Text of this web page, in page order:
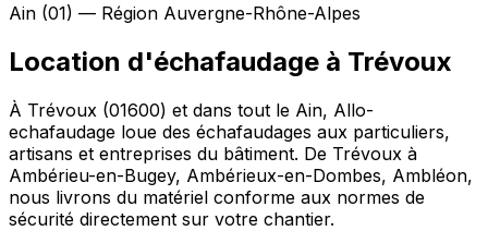
Ain (01) — Région Auvergne-Rhône-Alpes
Location d'échafaudage à Trévoux
À Trévoux (01600) et dans tout le Ain, Allo-
echafaudage loue des échafaudages aux particuliers,
artisans et entreprises du bâtiment. De Trévoux à
Ambérieu-en-Bugey, Ambérieux-en-Dombes, Ambléon,
nous livrons du matériel conforme aux normes de
sécurité directement sur votre chantier.